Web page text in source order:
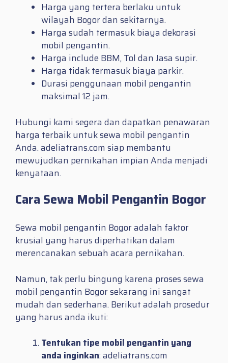
Harga yang tertera berlaku untuk
wilayah Bogor dan sekitarnya.
Harga sudah termasuk biaya dekorasi
mobil pengantin.
Harga include BBM, Tol dan Jasa supir.
Harga tidak termasuk biaya parkir.
Durasi penggunaan mobil pengantin
maksimal 12 jam.
Hubungi kami segera dan dapatkan penawaran
harga terbaik untuk sewa mobil pengantin
Anda. adeliatrans.com siap membantu
mewujudkan pernikahan impian Anda menjadi
kenyataan.
Cara Sewa Mobil Pengantin Bogor
Sewa mobil pengantin Bogor adalah faktor
krusial yang harus diperhatikan dalam
merencanakan sebuah acara pernikahan.
Namun, tak perlu bingung karena proses sewa
mobil pengantin Bogor sekarang ini sangat
mudah dan sederhana. Berikut adalah prosedur
yang harus anda ikuti:
Tentukan tipe mobil pengantin yang
anda inginkan: adeliatrans.com